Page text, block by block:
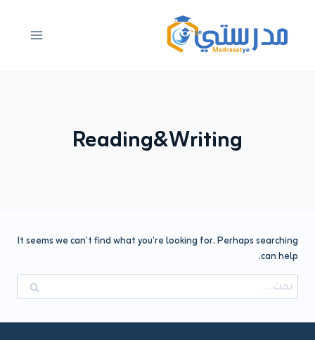
المحتوى
Reading&Writing
It seems we can’t find what you’re looking for. Perhaps searching
can help.
البحث
عن: